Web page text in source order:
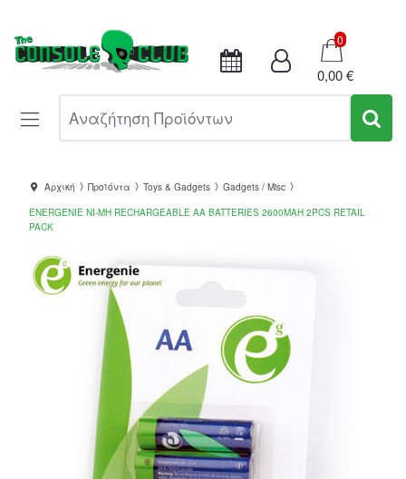
Καλάθι
0
0,00 €
Αρχική Προϊόντα Toys & Gadgets
Gadgets / Misc
ENERGENIE NI-MH RECHARGEABLE AA BATTERIES 2600MAH 2PCS RETAIL
PACK